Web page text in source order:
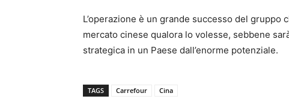
L’operazione è un grande successo del gruppo
mercato cinese qualora lo volesse, sebbene
strategica in un Paese dall’enorme potenziale.
TAGS Carrefour Cina